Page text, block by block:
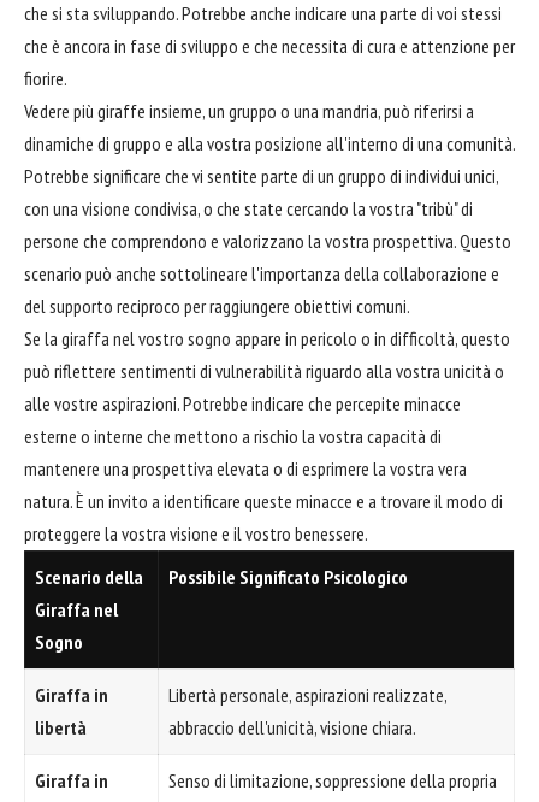
che si sta sviluppando. Potrebbe anche indicare una parte di voi stessi
che è ancora in fase di sviluppo e che necessita di cura e attenzione per
fiorire.
Vedere più giraffe insieme, un gruppo o una mandria, può riferirsi a
dinamiche di gruppo e alla vostra posizione all'interno di una comunità.
Potrebbe significare che vi sentite parte di un gruppo di individui unici,
con una visione condivisa, o che state cercando la vostra "tribù" di
persone che comprendono e valorizzano la vostra prospettiva. Questo
scenario può anche sottolineare l'importanza della collaborazione e
del supporto reciproco per raggiungere obiettivi comuni.
Se la giraffa nel vostro sogno appare in pericolo o in difficoltà, questo
può riflettere sentimenti di vulnerabilità riguardo alla vostra unicità o
alle vostre aspirazioni. Potrebbe indicare che percepite minacce
esterne o interne che mettono a rischio la vostra capacità di
mantenere una prospettiva elevata o di esprimere la vostra vera
natura. È un invito a identificare queste minacce e a trovare il modo di
proteggere la vostra visione e il vostro benessere.
Scenario della
Giraffa nel
Sogno
Possibile Significato Psicologico
Giraffa in
libertà
Libertà personale, aspirazioni realizzate,
abbraccio dell'unicità, visione chiara.
Giraffa in
Senso di limitazione, soppressione della propria